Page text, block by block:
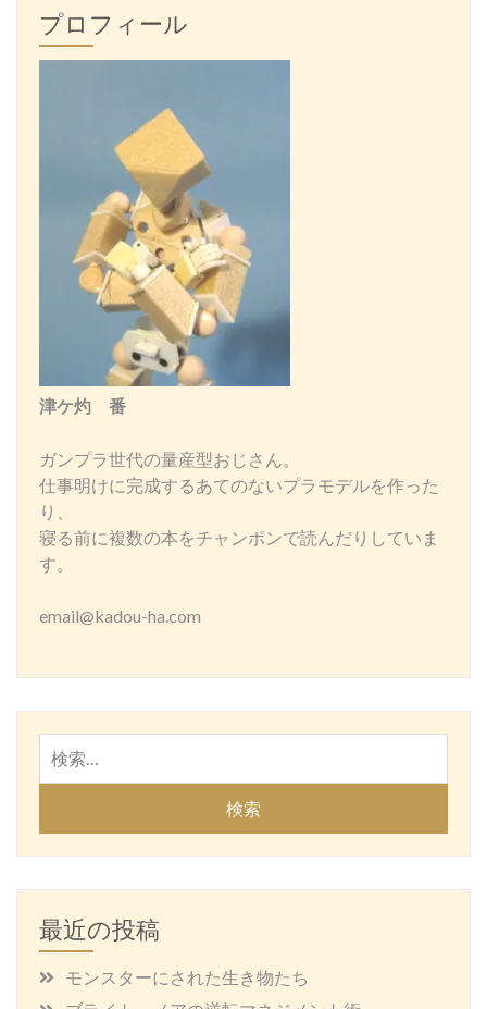
プロフィール
津ケ灼 番
ガンプラ世代の量産型おじさん。
仕事明けに完成するあてのないプラモデルを作った
り、
寝る前に複数の本をチャンポンで読んだりしていま
す。
email@kadou-ha.com
索:
最近の投稿
モンスターにされた生き物たち